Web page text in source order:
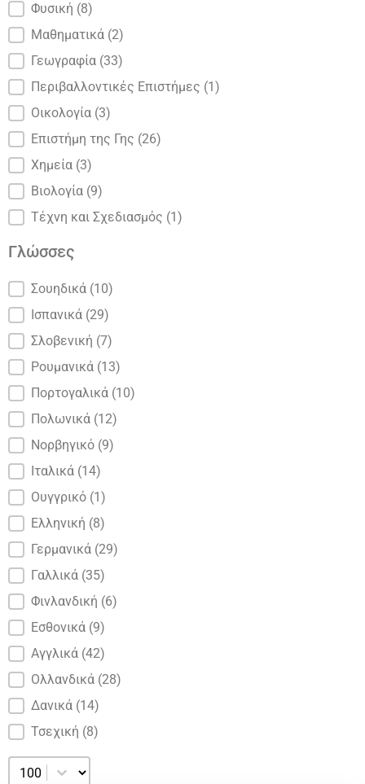
Φυσική (8)
Μαθηματικά (2)
Γεωγραφία (33)
Περιβαλλοντικές Επιστήμες (1)
Οικολογία (3)
Επιστήμη της Γης (26)
Χημεία (3)
Βιολογία (9)
Τέχνη και Σχεδιασμός (1)
Γλώσσες
Γλώσσες
Σουηδικά (10)
Ισπανικά (29)
Σλοβενική (7)
Ρουμανικά (13)
Πορτογαλικά (10)
Πολωνικά (12)
Νορβηγικό (9)
Ιταλικά (14)
Ουγγρικό (1)
Ελληνική (8)
Γερμανικά (29)
Γαλλικά (35)
Φινλανδική (6)
Εσθονικά (9)
Αγγλικά (42)
Ολλανδικά (28)
Δανικά (14)
Τσεχική (8)
Επιλέξτε αριθμό ανά σελίδα